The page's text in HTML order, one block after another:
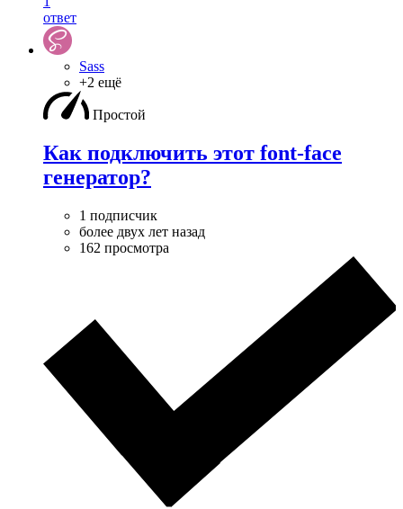
ответ
Sass
+2 ещё
Простой
Как подключить этот font-face
генератор?
1 подписчик
более двух лет назад
162 просмотра